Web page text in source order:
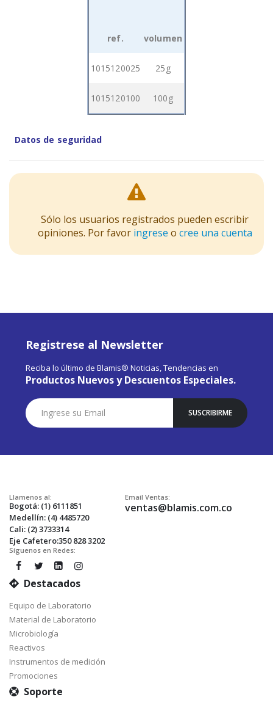
items
ref. volumen
1015120025 25g
1015120100 100g
Datos de seguridad
Sólo los usuarios registrados pueden escribir
opiniones. Por favor ingrese o cree una cuenta
Registrese al Newsletter
Reciba lo último de Blamis® Noticias, Tendencias en
Productos Nuevos y Descuentos Especiales.
Suscríbase
a
Nuestro
SUSCRIBIRME
Llamenos al:
Bogotá: (1) 6111851
Medellín: (4) 4485720
Cali: (2) 3733314
Eje Cafetero:350 828 3202
Email Ventas:
ventas@blamis.com.co
Síguenos en Redes:
Destacados
Equipo de Laboratorio
Material de Laboratorio
Microbiología
Reactivos
Instrumentos de medición
Promociones
Soporte